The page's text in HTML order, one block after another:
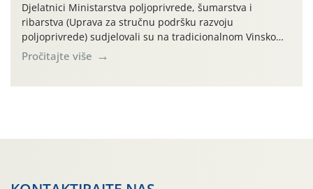
Djelatnici Ministarstva poljoprivrede, šumarstva i
ribarstva (Uprava za stručnu podršku razvoju
poljoprivrede) sudjelovali su na tradicionalnom Vinskom
forumu, održanom 24.07.2026. godine u Domu vinarske
tradicije u Putnikovićima na poluotoku Pelješcu, u
Pročitajte više